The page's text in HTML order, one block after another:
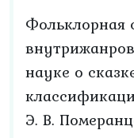
Фольклорная
науке о
Э. В.